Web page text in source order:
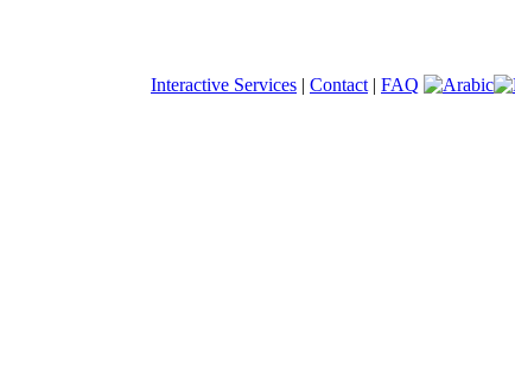
Interactive Services | Contact | FAQ